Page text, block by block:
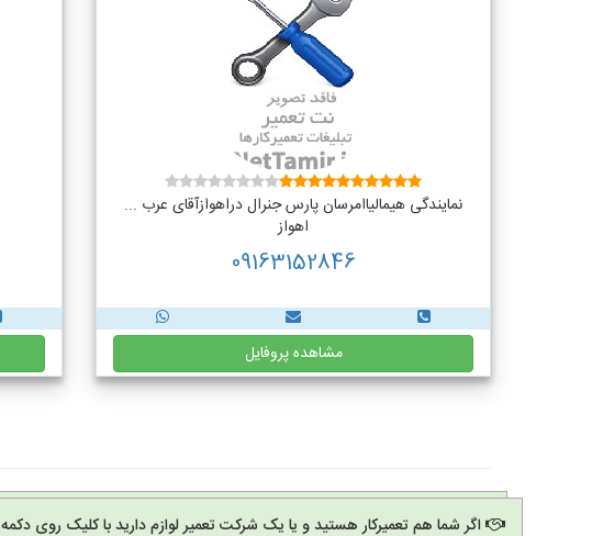
نمایندگی هیمالیاامرسان پارس جنرال دراهوازآقای عرب ...
اهواز
09163152846
مشاهده پروفایل
اگر شما هم تعمیرکار هستید و یا یک شرکت تعمیر لوازم دارید با کلیک روی دکمه